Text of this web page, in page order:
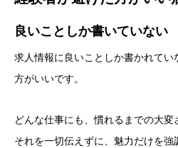
良いことしか書いていない
求人情報に良いことしか書かれて
方がいいです。
どんな仕事にも、慣れるまでの大変
それを一切伝えずに、魅力だけを